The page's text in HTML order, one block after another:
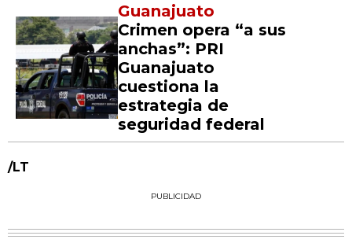
Guanajuato
Crimen opera “a sus
anchas”: PRI
Guanajuato
cuestiona la
estrategia de
seguridad federal
/LT
PUBLICIDAD